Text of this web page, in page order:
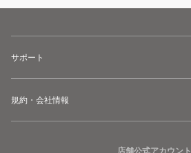
サポート
規約・会社情報
店舗公式アカウント